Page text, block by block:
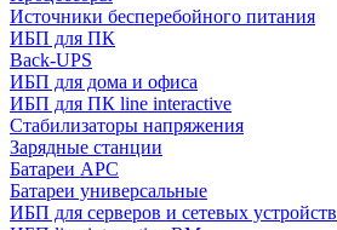
Источники бесперебойного питания
ИБП для ПК
Back-UPS
ИБП для дома и офиса
ИБП для ПК linе interactive
Стабилизаторы напряжения
Зарядные станции
Батареи APC
Батареи универсальные
ИБП для серверов и сетевых устройств